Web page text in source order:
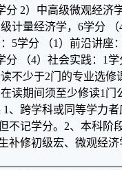
分 2）中高级微观经济学
计量经济学， 6学分 （
5学分 （1 ）前沿讲座：
分 （4）社会实践： 1
不少于2门的专业选修
读期间须至少修读1 门
1 、跨学科或同等学力
不记学分。 2、本科阶
补修初级宏、微观经